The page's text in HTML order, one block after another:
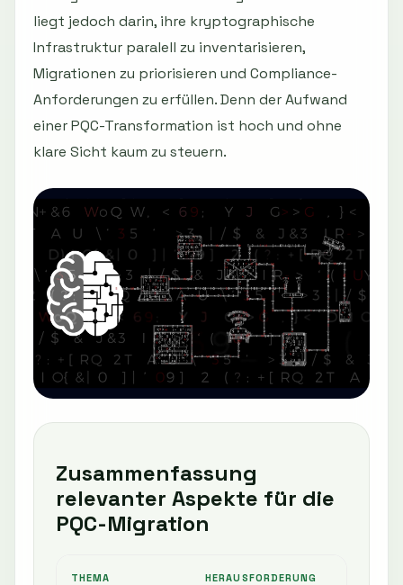
liegt jedoch darin, ihre kryptographische
Infrastruktur paralell zu inventarisieren,
Migrationen zu priorisieren und Compliance-
Anforderungen zu erfüllen. Denn der Aufwand
einer PQC-Transformation ist hoch und ohne
klare Sicht kaum zu steuern.
Zusammenfassung
relevanter Aspekte für die
PQC-Migration
THEMA HERAUSFORDERUNG